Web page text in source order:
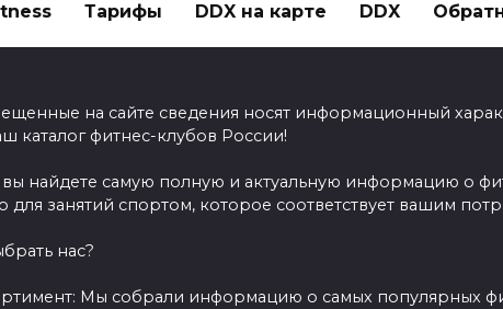
Тарифы DDX на карте DDX
на сайте сведения носят информационный
каталог фитнес-клубов России!
найдете самую полную и актуальную информацию о
для занятий спортом, которое соответствует вашим
нас?
Мы собрали информацию о самых популярных